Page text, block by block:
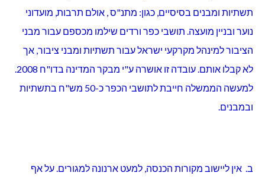
תשתיות ומבנים בסיסיים, כגון: מתנ"ס , אולם תרבות, מועדוני
נוער ובניין מועצה. תושבי כפר ורדים שילמו מכספם עבור מבני
הציבור למינהל מקרקעי ישראל עבור תשתיות ומבני ציבור, אך
לא קבלו אותם. עובדה זו אושרה ע"י מבקר המדינה בדו"ח 2008.
למעשה הממשלה חייבת לתושבי הכפר כ-50 מש"ח בתשתיות
ובמבנים.
ב. אין ליישוב מקורות הכנסה, למעט ארנונה למגורים. על אף